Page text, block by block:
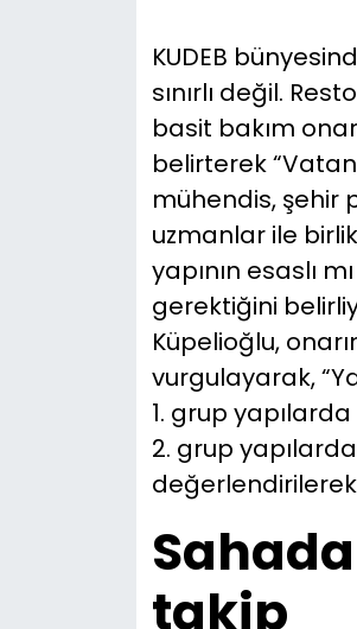
KUDEB
sınırlı değil.
basit bakım
belirterek
mühendis, şehir
uzmanlar ile
yapının esaslı
gerektiğini
Küpelioğlu,
vurgulayarak,
1. grup
2. grup
değerlendirilerek
takip